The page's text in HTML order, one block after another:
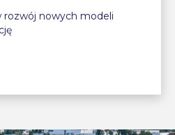
rozwój nowych modeli